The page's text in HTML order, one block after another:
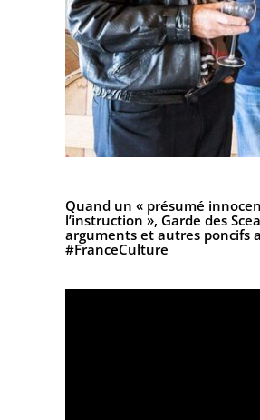
Quand un « présumé
l’instruction », Garde des
arguments et autres poncifs
#FranceCulture